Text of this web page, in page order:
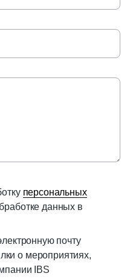
персональных
данных в
почту
о мероприятиях,
IBS